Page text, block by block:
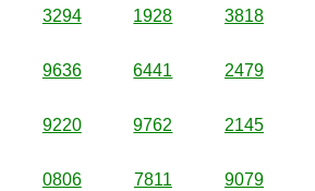
3294 1928 3818
9636 6441 2479
9220 9762 2145
0806 7811 9079